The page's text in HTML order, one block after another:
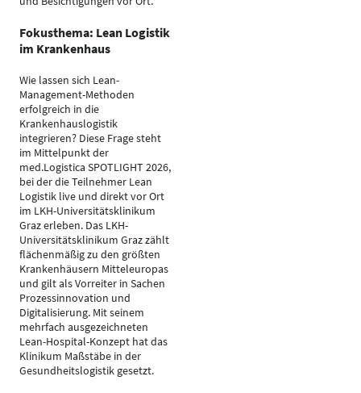
Fokusthema: Lean Logistik
im Krankenhaus
Wie lassen sich Lean-
Management-Methoden
erfolgreich in die
Krankenhauslogistik
integrieren? Diese Frage steht
im Mittelpunkt der
med.Logistica SPOTLIGHT 2026,
bei der die Teilnehmer Lean
Logistik live und direkt vor Ort
im LKH-Universitätsklinikum
Graz erleben. Das LKH-
Universitätsklinikum Graz zählt
flächenmäßig zu den größten
Krankenhäusern Mitteleuropas
und gilt als Vorreiter in Sachen
Prozessinnovation und
Digitalisierung. Mit seinem
mehrfach ausgezeichneten
Lean-Hospital-Konzept hat das
Klinikum Maßstäbe in der
Gesundheitslogistik gesetzt.